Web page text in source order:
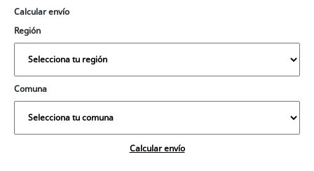
Calcular envío
Región
Comuna
Calcular envío